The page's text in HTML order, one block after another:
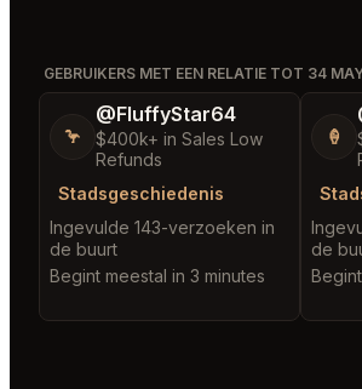
GEBRUIKERS MET EEN RELATIE TOT 34
🦩
@FluffyStar64
$400k+ in Sales Low
Refunds
Stadsgeschiedenis
Ingevulde 143-verzoeken in
de buurt
Begint meestal in 3 minutes
🍦
de